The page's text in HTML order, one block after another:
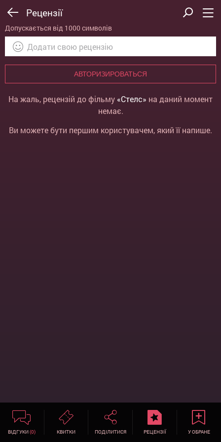
Рецензії
Допускається від 1000 символів
АВТОРИЗИРОВАТЬСЯ
На жаль, рецензій до фільму «Стелс» на даний момент
немає.
Ви можете бути першим користувачем, який її напише.
ВІДГУКИ(0) КВИТКИ ПОДІЛИТИСЯ РЕЦЕНЗІЇ У ОБРАНЕ